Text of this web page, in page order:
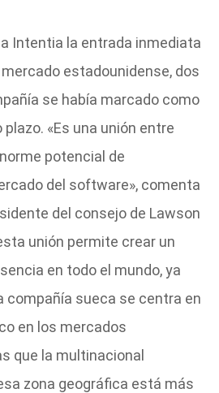
Intentia la entrada inmediata
estadounidense, dos
se había marcado como
«Es una unión entre
potencial de
del software», comenta
del consejo de Lawson
unión permite crear un
en todo el mundo, ya
compañía sueca se centra en
en los mercados
que la multinacional
zona geográfica está más